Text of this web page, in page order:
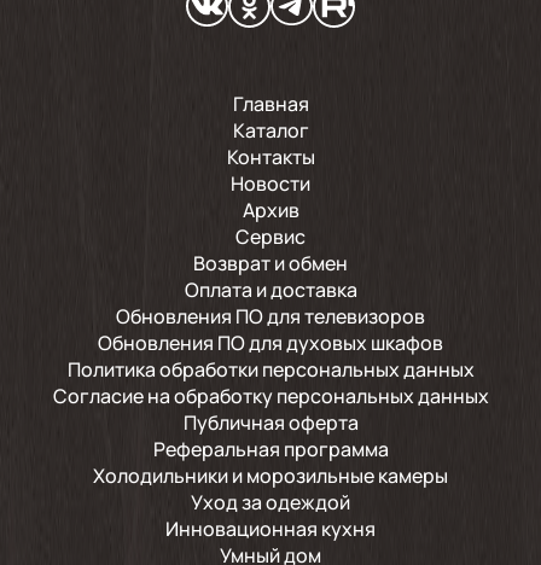
Главная
Каталог
Контакты
Новости
Архив
Сервис
Возврат и обмен
Оплата и доставка
Обновления ПО для телевизоров
Обновления ПО для духовых шкафов
Политика обработки персональных данных
Согласие на обработку персональных данных
Публичная оферта
Реферальная программа
Холодильники и морозильные камеры
Уход за одеждой
Инновационная кухня
Умный дом